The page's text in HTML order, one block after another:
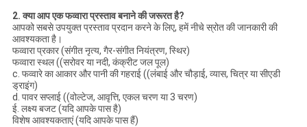
2. क्या आप एक फव्वारा प्रस्ताव बनाने की जरूरत है?
आपको सबसे उपयुक्त प्रस्ताव प्रदान करने के लिए, हमें नीचे स्रोत की जानकारी की
आवश्यकता है।
फव्वारा प्रकार (संगीत नृत्य, गैर-संगीत नियंत्रण, स्थिर)
फव्वारा स्थल ((सरोवर या नदी, कंक्रीट जल पूल)
c. फव्वारे का आकार और पानी की गहराई ((लंबाई और चौड़ाई, व्यास, चित्र या सीएडी
ड्राइंग)
d. पावर सप्लाई ((वोल्टेज, आवृत्ति, एकल चरण या 3 चरण)
ई. लक्ष्य बजट (यदि आपके पास है)
विशेष आवश्यकताएं (यदि आपके पास हैं)